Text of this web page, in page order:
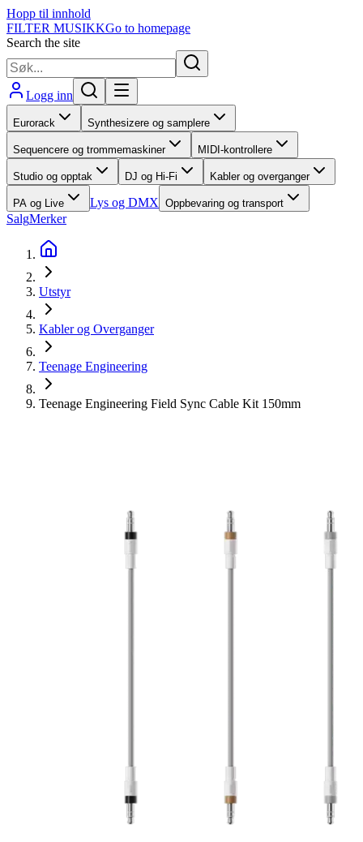
Hopp til innhold
FILTER MUSIKKGo to homepage
Search the site
Logg inn
Eurorack Synthesizere og samplere
Sequencere og trommemaskiner MIDI-kontrollere
Studio og opptak DJ og Hi-Fi Kabler og overganger
PA og Live Lys og DMX Oppbevaring og transport
SalgMerker
Utstyr
Kabler og Overganger
Teenage Engineering
Teenage Engineering Field Sync Cable Kit 150mm